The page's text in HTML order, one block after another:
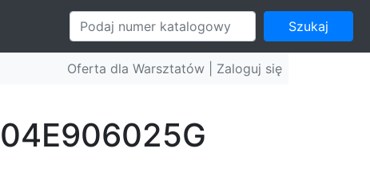
Szukaj
Oferta dla Warsztatów | Zaloguj się